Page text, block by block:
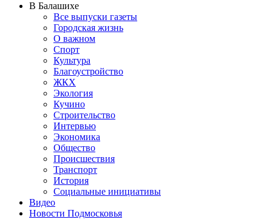
В Балашихе
Все выпуски газеты
Городская жизнь
О важном
Спорт
Культура
Благоустройство
ЖКХ
Экология
Кучино
Строительство
Интервью
Экономика
Общество
Происшествия
Транспорт
История
Социальные инициативы
Видео
Новости Подмосковья